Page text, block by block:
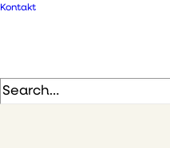
Kontaktsemi-finished product